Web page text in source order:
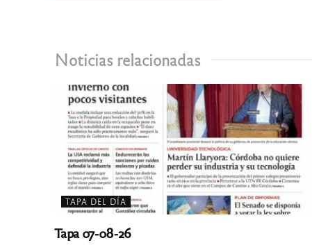
Noticias relacionadas
TAPA DEL DÍA
Tapa 07-08-26